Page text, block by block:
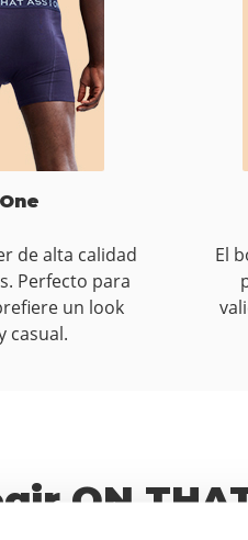
de alta calidad
Perfecto para
un look
casual.
El
ON THAT